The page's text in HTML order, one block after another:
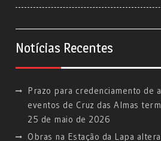
Notícias Recentes
Prazo para credenciamento de
eventos de Cruz das Almas
25 de maio de 2026
Obras na Estação da Lapa